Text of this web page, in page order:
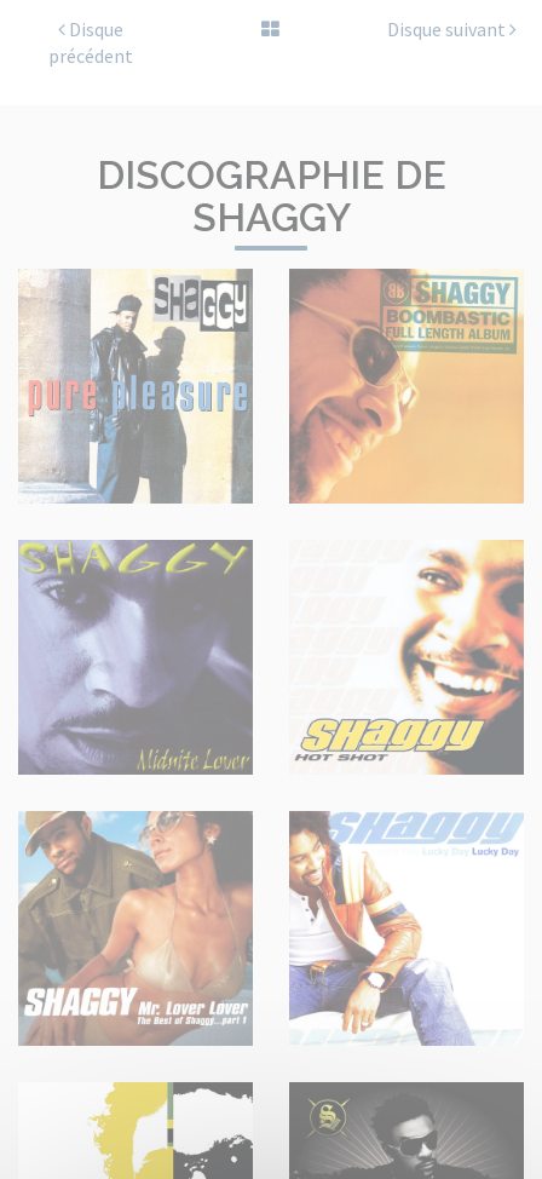
Disque
précédent
Disque suivant
DISCOGRAPHIE DE
SHAGGY